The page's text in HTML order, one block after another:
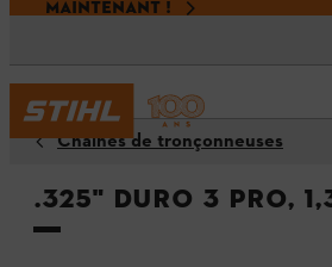
MAINTENANT !
Chaînes de tronçonneuses
.325" Duro 3 Pro,